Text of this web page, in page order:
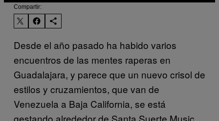
Compartir:
Desde el año pasado ha habido varios
encuentros de las mentes raperas en
Guadalajara, y parece que un nuevo crisol de
estilos y cruzamientos, que van de
Venezuela a Baja California, se está
gestando alrededor de Santa Suerte Music,